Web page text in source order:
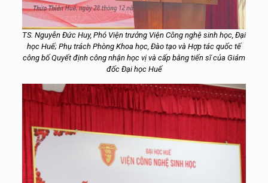
TS. Nguyễn Đức Huy, Phó Viện trưởng Viện Công nghệ sinh học, Đại
học Huế; Phụ trách Phòng Khoa học, Đào tạo và Hợp tác quốc tế
công bố Quyết định công nhận học vị và cấp bằng tiến sĩ của Giám
đốc Đại học Huế